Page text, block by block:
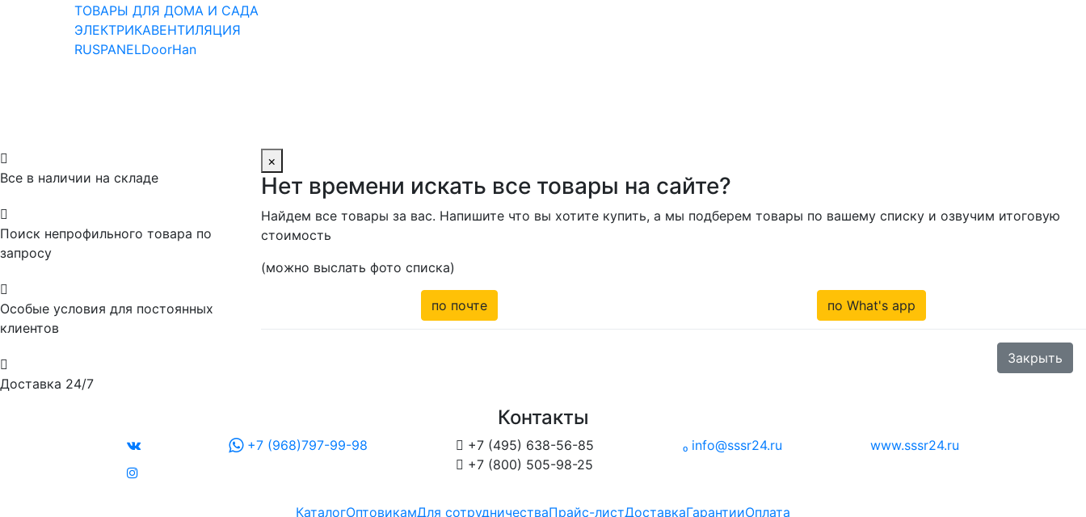
ТОВАРЫ ДЛЯ ДОМА И САДА
ЭЛЕКТРИКАВЕНТИЛЯЦИЯ
RUSPANELDoorHan

Все в наличии на складе

Поиск непрофильного товара по
запросу

Особые условия для постоянных
клиентов

Доставка 24/7
×
Нет времени искать все товары на сайте?
Найдем все товары за вас. Напишите что вы хотите купить, а мы подберем товары по вашему списку и озвучим итоговую
стоимость
(можно выслать фото списка)
по почте по What's app
Закрыть
Контакты
+7 (968)797-99-98  +7 (495) 638-56-85
 +7 (800) 505-98-25
info@sssr24.ru www.sssr24.ru
КаталогОптовикамДля сотрудничестваПрайс-листДоставкаГарантииОплата